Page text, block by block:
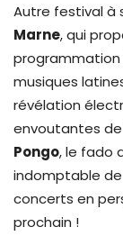
Autre festival à
Marne, qui
musiques
révélation
envoutantes de
Pongo, le fado
indomptable de
concerts en
prochain !